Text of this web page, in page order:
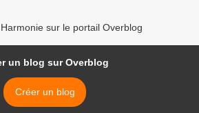
sur le portail Overblog
un blog sur Overblog
Créer un blog